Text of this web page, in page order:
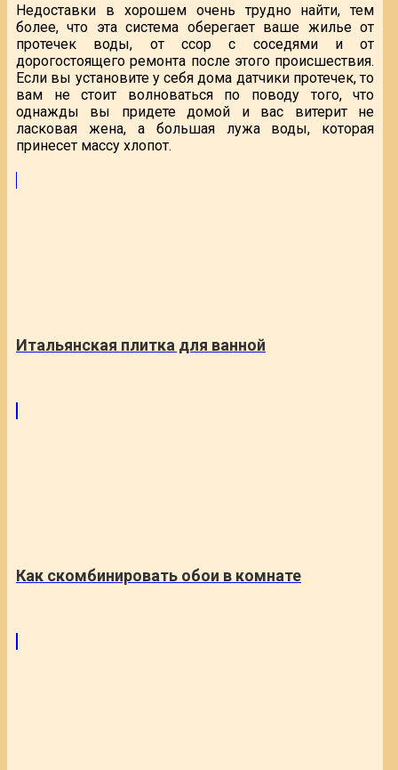
Недоставки в хорошем очень трудно найти, тем
более, что эта система оберегает ваше жилье от
протечек воды, от ссор с соседями и от
дорогостоящего ремонта после этого происшествия.
Если вы установите у себя дома датчики протечек, то
вам не стоит волноваться по поводу того, что
однажды вы придете домой и вас витерит не
ласковая жена, а большая лужа воды, которая
принесет массу хлопот.
Итальянская плитка для ванной
Как скомбинировать обои в комнате